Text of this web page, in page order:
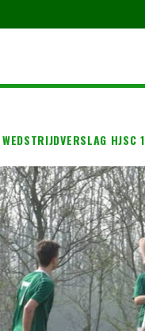
WEDSTRIJDVERSLAG HJSC 1